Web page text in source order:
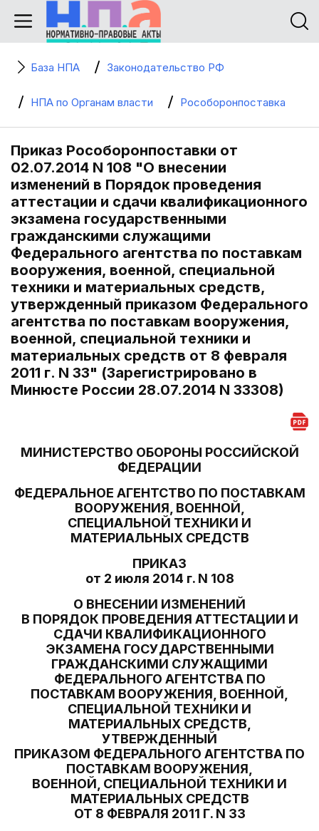
База НПА Законодательство РФ
НПА по Органам власти Рособоронпоставка
Приказ Рособоронпоставки от
02.07.2014 N 108 "О внесении
изменений в Порядок проведения
аттестации и сдачи квалификационного
экзамена государственными
гражданскими служащими
Федерального агентства по поставкам
вооружения, военной, специальной
техники и материальных средств,
утвержденный приказом Федерального
агентства по поставкам вооружения,
военной, специальной техники и
материальных средств от 8 февраля
2011 г. N 33" (Зарегистрировано в
Минюсте России 28.07.2014 N 33308)
МИНИСТЕРСТВО ОБОРОНЫ РОССИЙСКОЙ
ФЕДЕРАЦИИ
ФЕДЕРАЛЬНОЕ АГЕНТСТВО ПО ПОСТАВКАМ
ВООРУЖЕНИЯ, ВОЕННОЙ,
СПЕЦИАЛЬНОЙ ТЕХНИКИ И
МАТЕРИАЛЬНЫХ СРЕДСТВ
ПРИКАЗ
от 2 июля 2014 г. N 108
О ВНЕСЕНИИ ИЗМЕНЕНИЙ
В ПОРЯДОК ПРОВЕДЕНИЯ АТТЕСТАЦИИ И
СДАЧИ КВАЛИФИКАЦИОННОГО
ЭКЗАМЕНА ГОСУДАРСТВЕННЫМИ
ГРАЖДАНСКИМИ СЛУЖАЩИМИ
ФЕДЕРАЛЬНОГО АГЕНТСТВА ПО
ПОСТАВКАМ ВООРУЖЕНИЯ, ВОЕННОЙ,
СПЕЦИАЛЬНОЙ ТЕХНИКИ И
МАТЕРИАЛЬНЫХ СРЕДСТВ,
УТВЕРЖДЕННЫЙ
ПРИКАЗОМ ФЕДЕРАЛЬНОГО АГЕНТСТВА ПО
ПОСТАВКАМ ВООРУЖЕНИЯ,
ВОЕННОЙ, СПЕЦИАЛЬНОЙ ТЕХНИКИ И
МАТЕРИАЛЬНЫХ СРЕДСТВ
ОТ 8 ФЕВРАЛЯ 2011 Г. N 33